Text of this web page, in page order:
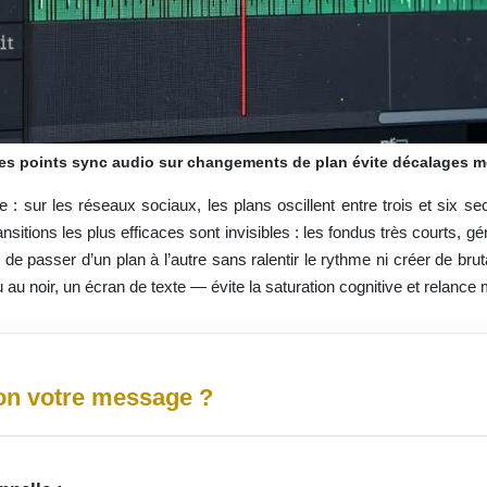
points sync audio sur changements de plan évite décalages
: sur les réseaux sociaux, les plans oscillent entre trois et six
les plus efficaces sont invisibles : les fondus très courts,
passer d’un plan à l’autre sans ralentir le rythme ni créer de
noir, un écran de texte — évite la saturation cognitive et relance
votre message ?